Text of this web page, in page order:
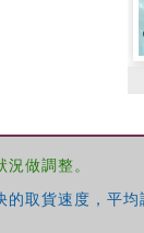
做調整。
取貨速度，平均